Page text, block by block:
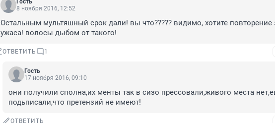
Гость
8 ноября 2016, 12:52
Остальным мультяшный срок дали! вы что????? видимо, хотите повторение
ужаса! волосы дыбом от такого!
ОТВЕТИТЬ 1
Гость
17 ноября 2016, 09:10
они получили сполна,их менты так в сизо прессовали,живого места
подьписали,что претензий не имеют!
ОТВЕТИТЬ